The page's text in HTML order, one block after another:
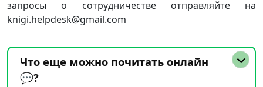
запросы о сотрудничестве отправляйте на
knigi.helpdesk@gmail.com
Что еще можно почитать онлайн
💬?